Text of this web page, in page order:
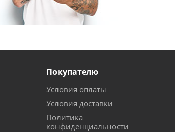
Покупателю
Условия оплаты
Условия доставки
Политика
конфиденциальности